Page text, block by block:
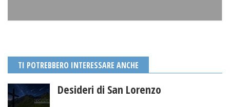
TI POTREBBERO INTERESSARE ANCHE
Desideri di San Lorenzo